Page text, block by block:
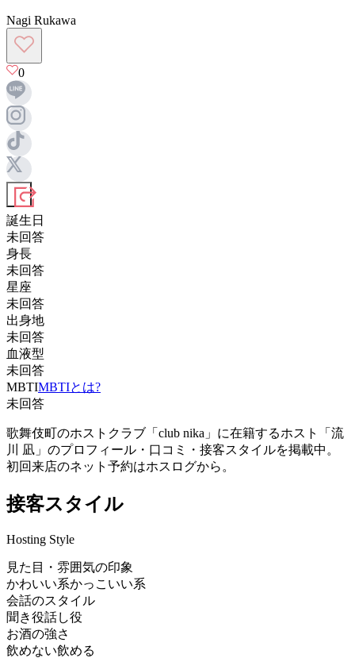
Nagi Rukawa
0
誕生日
未回答
身長
未回答
星座
未回答
出身地
未回答
血液型
未回答
MBTIMBTIとは?
未回答
歌舞伎町のホストクラブ「club nika」に在籍するホスト「流
川 凪」のプロフィール・口コミ・接客スタイルを掲載中。
初回来店のネット予約はホスログから。
接客スタイル
Hosting Style
見た目・雰囲気の印象
かわいい系かっこいい系
会話のスタイル
聞き役話し役
お酒の強さ
飲めない飲める